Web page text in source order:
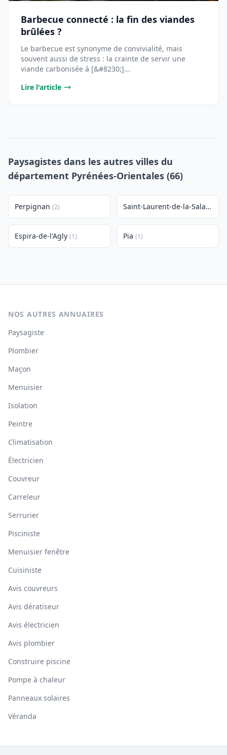
Barbecue connecté : la fin des viandes
brûlées ?
Le barbecue est synonyme de convivialité, mais
souvent aussi de stress : la crainte de servir une
viande carbonisée à [&#8230;]...
Lire l'article
Paysagistes dans les autres villes du
département Pyrénées-Orientales (66)
Perpignan (2) Saint-Laurent-de-la-Salanque
Espira-de-l'Agly (1) Pia (1)
NOS AUTRES ANNUAIRES
Paysagiste
Plombier
Maçon
Menuisier
Isolation
Peintre
Climatisation
Électricien
Couvreur
Carreleur
Serrurier
Pisciniste
Menuisier fenêtre
Cuisiniste
Avis couvreurs
Avis dératiseur
Avis électricien
Avis plombier
Construire piscine
Pompe à chaleur
Panneaux solaires
Véranda